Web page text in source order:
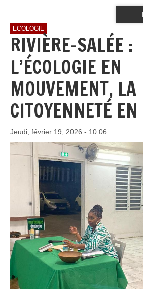
ECOLOGIE
RIVIÈRE-SALÉE :
L’ÉCOLOGIE EN
MOUVEMENT, LA
CITOYENNETÉ
Jeudi, février 19, 2026 - 10:06